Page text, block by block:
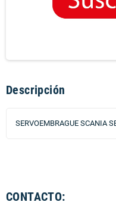
Descripción
SERVOEMBRAGUE SCANIA
CONTACTO: